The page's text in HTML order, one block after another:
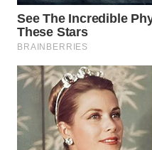
WN
TANGERANG
WN
BINJAI
WN